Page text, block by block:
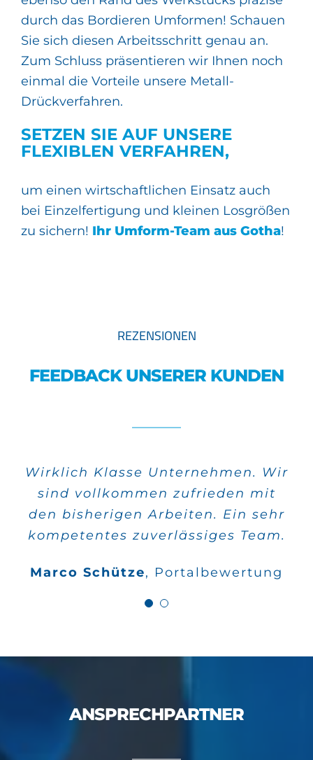
durch das Bordieren Umformen! Schauen
Sie sich diesen Arbeitsschritt genau an.
Zum Schluss präsentieren wir Ihnen noch
einmal die Vorteile unsere Metall-
Drückverfahren.
SETZEN SIE AUF UNSERE
FLEXIBLEN VERFAHREN,
um einen wirtschaftlichen Einsatz auch
bei Einzelfertigung und kleinen Losgrößen
zu sichern! Ihr Umform-Team aus Gotha!
REZENSIONEN
FEEDBACK UNSERER KUNDEN
Wirklich Klasse Unternehmen. Wir
sind vollkommen zufrieden mit
den bisherigen Arbeiten. Ein sehr
kompetentes zuverlässiges Team.
Marco Schütze, Portalbewertung
Alle meine Aufträge wurden sehr
schnell verwirklicht und die
Qualität stimmt auch.
Wilfried Kahle
Google
ANSPRECHPARTNER